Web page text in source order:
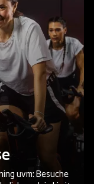
uvm: Besuche